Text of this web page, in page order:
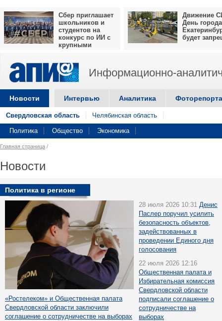
Сбер приглашает
школьников и
студентов на
конкурс по ИИ с
крупными
Движение
День города
будет
Информационно-
Новости Интервью Аналитика
Свердловская область Челябинская область
Политика Общество Экономика
Главная страница /
Новости
Политика в регионе
«Ростелеком» и Общественная палата
Свердловской области заключили
соглашение о сотрудничестве на выборах
28 июля 2026 10:31 Денис
Паслер поручил усилить
безопасность объектов,
задействованных в
проведении Единого дня
голосования
22 июля 2026 12:16
Общественная палата и
Избирательная комиссия
Свердловской области
подписали соглашение о
сотрудничестве на
выборах